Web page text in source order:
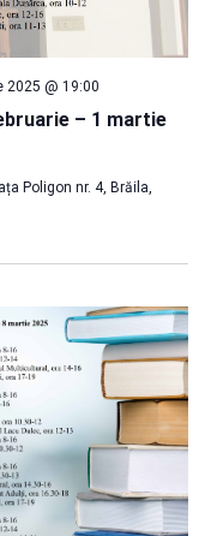
– 1 martie
2025 @ 19:00
Poligon nr. 4, Brăila,